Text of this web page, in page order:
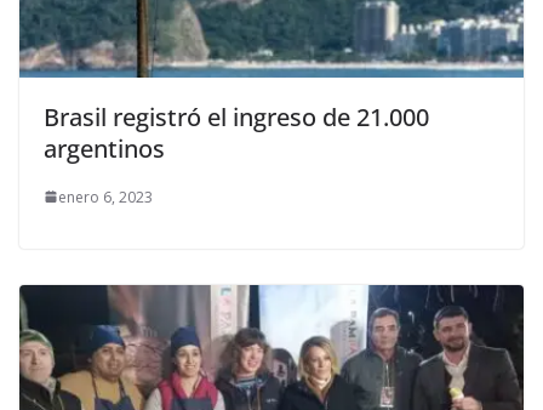
Brasil registró el ingreso de 21.000
argentinos
enero 6, 2023